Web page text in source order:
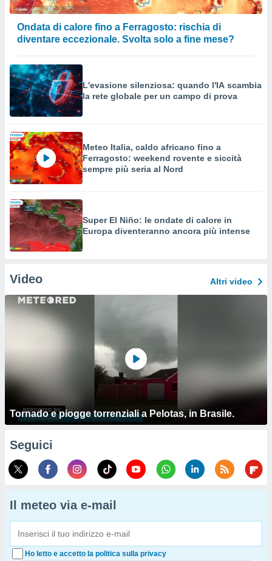
Ondata di calore fino a Ferragosto: rischia di
diventare eccezionale. Svolta solo a fine mese?
L'evasione silenziosa: quando l'IA scambia
la rete globale per un campo di prova
Meteo Italia, caldo africano fino a
Ferragosto: weekend rovente e siccità
sempre più seria al Nord
Super El Niño: le ondate di calore in
Europa diventeranno ancora più intense
Video Altri video
Tornado e piogge torrenziali a Pelotas, in Brasile.
Seguici
Il meteo via e-mail
Ho letto e accetto la politica sulla privacy